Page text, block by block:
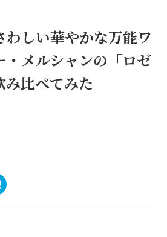
わしい華やかな万能ワ
・メルシャンの「ロゼ
み比べてみた